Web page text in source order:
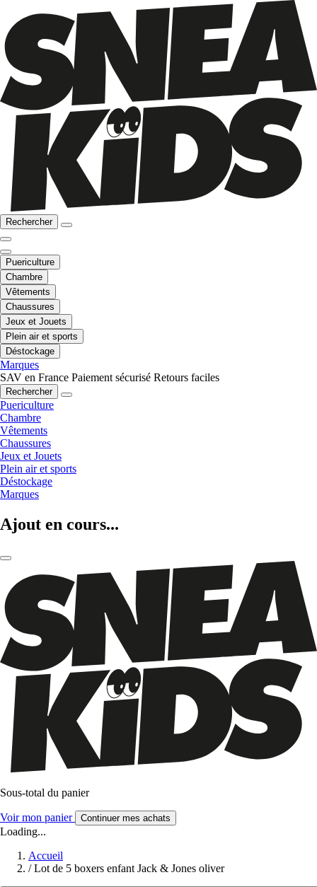
Rechercher
Puericulture
Chambre
Vêtements
Chaussures
Jeux et Jouets
Plein air et sports
Déstockage
Marques
SAV en France Paiement sécurisé Retours faciles
Rechercher
Puericulture
Chambre
Vêtements
Chaussures
Jeux et Jouets
Plein air et sports
Déstockage
Marques
Ajout en cours...
Sous-total du panier
Voir mon panier Continuer mes achats
Loading...
Accueil
/ Lot de 5 boxers enfant Jack & Jones oliver